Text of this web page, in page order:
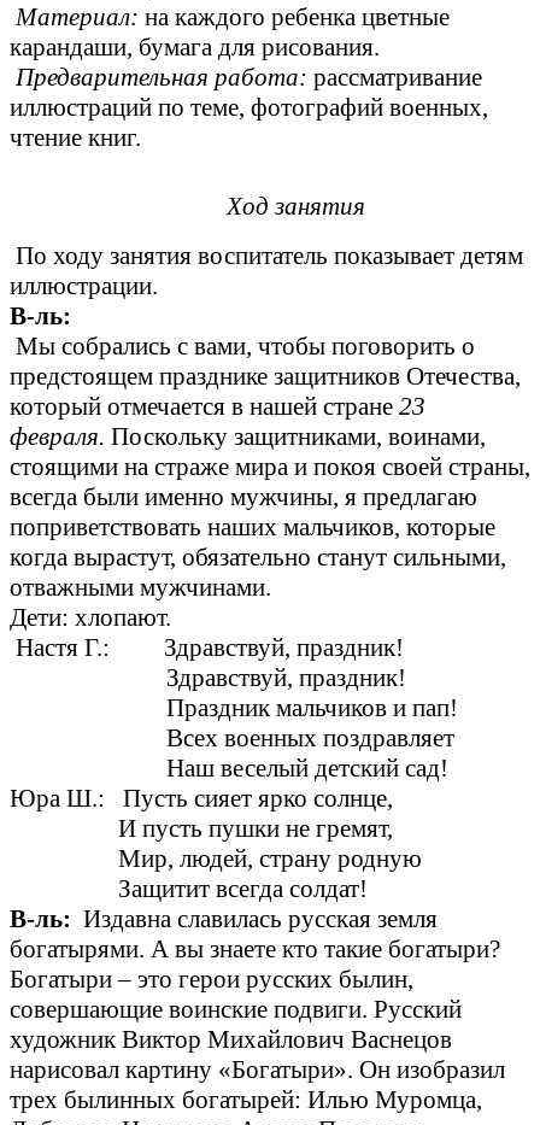
Материал: на каждого ребенка цветные
карандаши, бумага для рисования.
Предварительная работа: рассматривание
иллюстраций по теме, фотографий военных,
чтение книг.
Ход занятия
По ходу занятия воспитатель показывает детям
иллюстрации.
В-ль:
Мы собрались с вами, чтобы поговорить о
предстоящем празднике защитников Отечества,
который отмечается в нашей стране 23
февраля. Поскольку защитниками, воинами,
стоящими на страже мира и покоя своей страны,
всегда были именно мужчины, я предлагаю
поприветствовать наших мальчиков, которые
когда вырастут, обязательно станут сильными,
отважными мужчинами.
Дети: хлопают.
Настя Г.: Здравствуй, праздник!
Здравствуй, праздник!
Праздник мальчиков и пап!
Всех военных поздравляет
Наш веселый детский сад!
Юра Ш.: Пусть сияет ярко солнце,
И пусть пушки не гремят,
Мир, людей, страну родную
Защитит всегда солдат!
В-ль: Издавна славилась русская земля
богатырями. А вы знаете кто такие богатыри?
Богатыри – это герои русских былин,
совершающие воинские подвиги. Русский
художник Виктор Михайлович Васнецов
нарисовал картину «Богатыри». Он изобразил
трех былинных богатырей: Илью Муромца,